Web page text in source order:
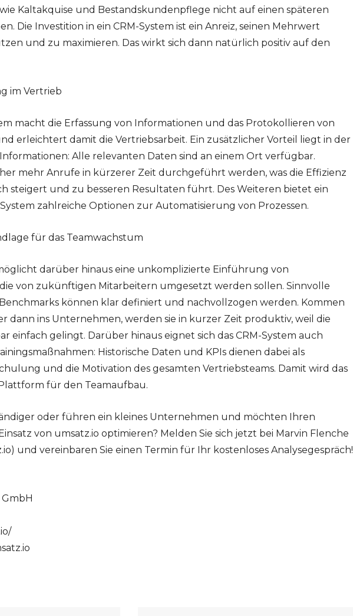
Kaltakquise und Bestandskundenpflege nicht auf einen späteren
Die Investition in ein CRM-System ist ein Anreiz, seinen Mehrwert
und zu maximieren. Das wirkt sich dann natürlich positiv auf den
im Vertrieb
macht die Erfassung von Informationen und das Protokollieren von
erleichtert damit die Vertriebsarbeit. Ein zusätzlicher Vorteil liegt in der
Alle relevanten Daten sind an einem Ort verfügbar.
mehr Anrufe in kürzerer Zeit durchgeführt werden, was die Effizienz
steigert und zu besseren Resultaten führt. Des Weiteren bietet ein
zahlreiche Optionen zur Automatisierung von Prozessen.
für das Teamwachstum
darüber hinaus eine unkomplizierte Einführung von
von zukünftigen Mitarbeitern umgesetzt werden sollen. Sinnvolle
können klar definiert und nachvollzogen werden. Kommen
dann ins Unternehmen, werden sie in kurzer Zeit produktiv, weil die
einfach gelingt. Darüber hinaus eignet sich das CRM-System auch
Historische Daten und KPIs dienen dabei als
und die Motivation des gesamten Vertriebsteams. Damit wird das
für den Teamaufbau.
oder führen ein kleines Unternehmen und möchten Ihren
von umsatz.io optimieren? Melden Sie sich jetzt bei Marvin Flenche
und vereinbaren Sie einen Termin für Ihr kostenloses Analysegespräch!
GmbH